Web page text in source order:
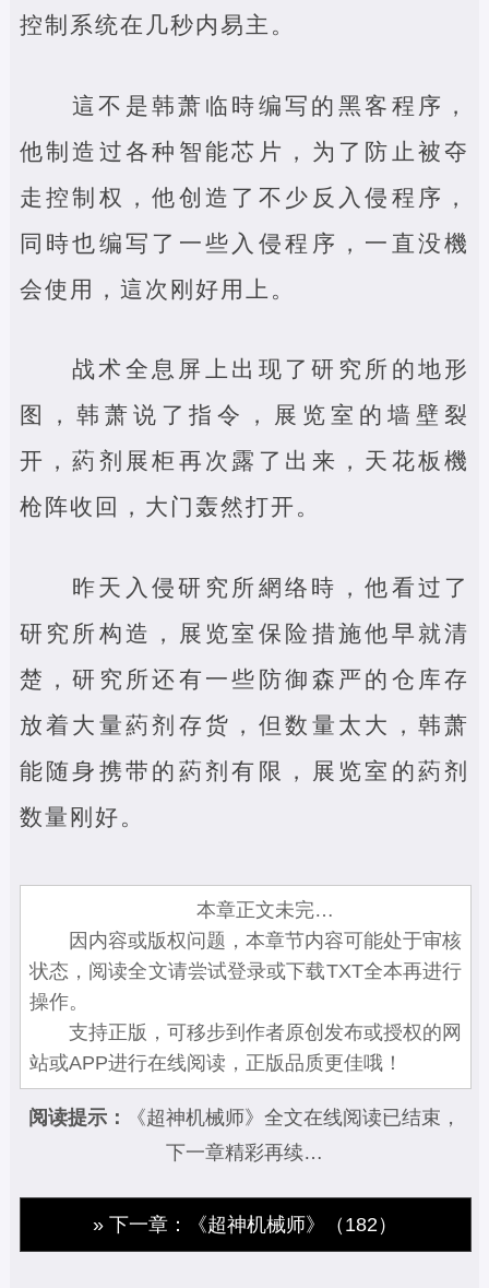
控制系统在几秒内易主。
這不是韩萧临時编写的黑客程序，
他制造过各种智能芯片，为了防止被夺
走控制权，他创造了不少反入侵程序，
同時也编写了一些入侵程序，一直没機
会使用，這次刚好用上。
战术全息屏上出现了研究所的地形
图，韩萧说了指令，展览室的墙壁裂
开，葯剂展柜再次露了出来，天花板機
枪阵收回，大门轰然打开。
昨天入侵研究所網络時，他看过了
研究所构造，展览室保险措施他早就清
楚，研究所还有一些防御森严的仓库存
放着大量葯剂存货，但数量太大，韩萧
能随身携带的葯剂有限，展览室的葯剂
数量刚好。
本章正文未完…
因内容或版权问题，本章节内容可能处于审核
状态，阅读全文请尝试登录或下载TXT全本再进行
操作。
支持正版，可移步到作者原创发布或授权的网
站或APP进行在线阅读，正版品质更佳哦！
阅读提示：
《超神机械师》全文在线阅读已结束，
下一章精彩再续…
» 下一章：《超神机械师》（182）